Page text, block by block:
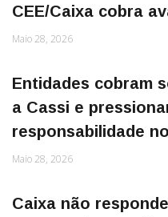
CEE/Caixa cobra
Maio 28, 2026
Entidades cobram
a Cassi e
responsabilidade
Maio 28, 2026
Caixa não